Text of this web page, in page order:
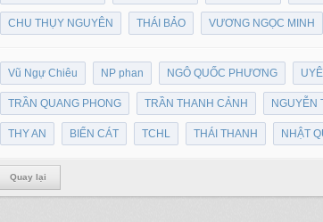
CHU THỤY NGUYÊN THÁI BẢO VƯƠNG NGỌC MINH
Vũ Ngự Chiêu NP phan NGÔ QUỐC PHƯƠNG
TRẦN QUANG PHONG TRẦN THANH CẢNH NGUYỄN
THY AN BIỂN CÁT TCHL THÁI THANH NHẬT
Quay lại